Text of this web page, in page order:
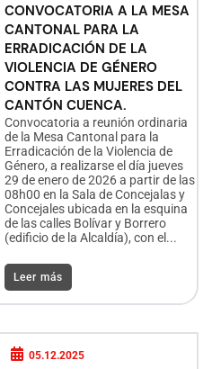
CONVOCATORIA A LA MESA
CANTONAL PARA LA
ERRADICACIÓN DE LA
VIOLENCIA DE GÉNERO
CONTRA LAS MUJERES DEL
CANTÓN CUENCA.
Convocatoria a reunión ordinaria
de la Mesa Cantonal para la
Erradicación de la Violencia de
Género, a realizarse el día jueves
29 de enero de 2026 a partir de las
08h00 en la Sala de Concejalas y
Concejales ubicada en la esquina
de las calles Bolívar y Borrero
(edificio de la Alcaldía), con el...
Leer más
05.12.2025